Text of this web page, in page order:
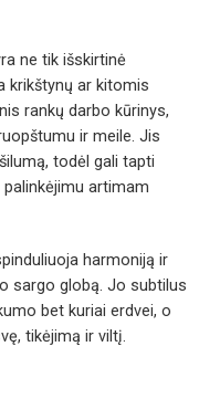
ne tik išskirtinė
krikštynų ar kitomis
rankų darbo kūrinys,
ir meile. Jis
todėl gali tapti
artimam
harmoniją ir
sargo globą. Jo subtilus
bet kuriai erdvei, o
tikėjimą ir viltį.